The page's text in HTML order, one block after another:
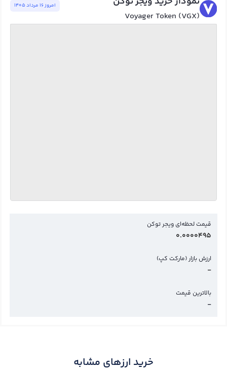
Voyager Token (VGX)
امروز ١٦ مرداد ١٤٠٥
قیمت لحظه‌ای ویجر توکن
0.0000495
ارزش بازار (مارکت کپ)
-
بالاترین قیمت
-
خرید ارزهای مشابه